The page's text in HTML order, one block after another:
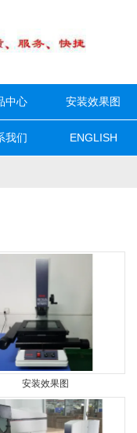
中心 安装效果图
我们 ENGLISH
安装效果图